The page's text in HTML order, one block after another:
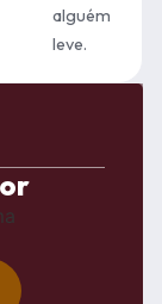
alguém
leve.